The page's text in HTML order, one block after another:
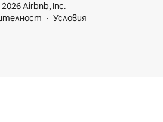
Airbnb, Inc.
Условия